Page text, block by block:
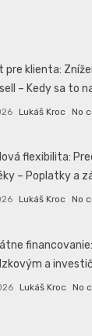
pre klienta:
– Kedy sa to
Lukáš Kroc No
flexibilita:
– Poplatky a
Lukáš Kroc No
a
Lukáš Kroc No